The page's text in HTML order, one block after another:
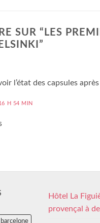
SUR “ LES
”
l’état des capsules
H 54 MIN
barcelone
Hôtel La
provençal à